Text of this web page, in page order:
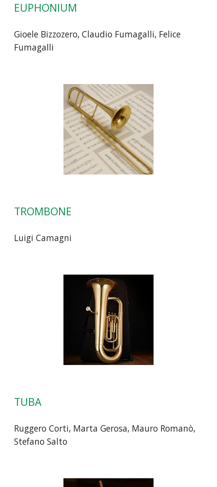
EUPHONIUM
Gioele Bizzozero, Claudio Fumagalli, Felice
Fumagalli
TROMBONE
Luigi Camagni
TUBA
Ruggero Corti, Marta Gerosa, Mauro Romanò,
Stefano Salto